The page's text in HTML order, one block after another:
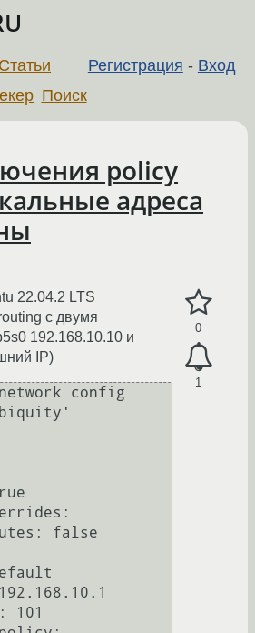
Регистрация - Вход
Статьи
Поиск
policy
адреса
0
1
22.04.2 LTS
с двумя
192.168.10.10 и
IP)
config